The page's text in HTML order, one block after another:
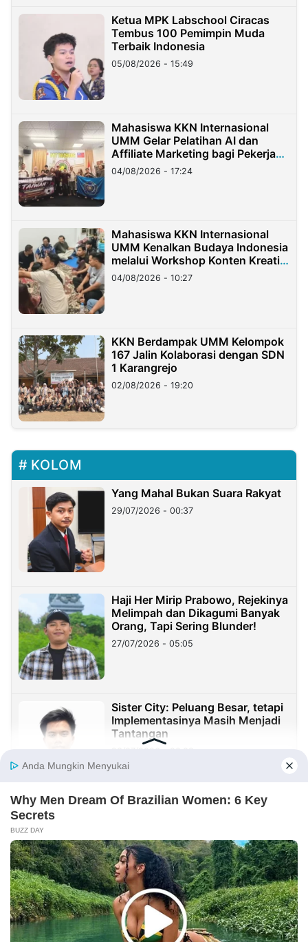
Ketua MPK Labschool Ciracas
Tembus 100 Pemimpin Muda
Terbaik Indonesia
05/08/2026 - 15:49
Mahasiswa KKN Internasional
UMM Gelar Pelatihan AI dan
Affiliate Marketing bagi Pekerja
Migran Indonesia di Taiwan
04/08/2026 - 17:24
Mahasiswa KKN Internasional
UMM Kenalkan Budaya Indonesia
melalui Workshop Konten Kreatif
di Taiwan
04/08/2026 - 10:27
KKN Berdampak UMM Kelompok
167 Jalin Kolaborasi dengan SDN
1 Karangrejo
02/08/2026 - 19:20
KOLOM
Yang Mahal Bukan Suara Rakyat
29/07/2026 - 00:37
Haji Her Mirip Prabowo, Rejekinya
Melimpah dan Dikagumi Banyak
Orang, Tapi Sering Blunder!
27/07/2026 - 05:05
Sister City: Peluang Besar, tetapi
Implementasinya Masih Menjadi
Tantangan
Kehidupan
23/07/2026 - 19:59
Benang Merah Sindangkasih:
Dari Perintis Purwakarta hingga